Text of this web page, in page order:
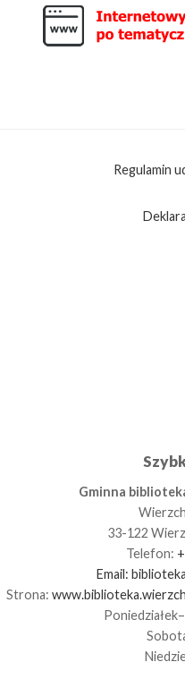
Regulamin
Gminna
33-122
Telefon:
Email:
Strona: